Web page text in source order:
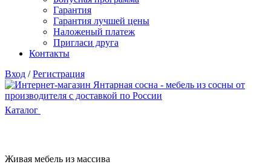
Гарантия
Гарантия лучшей цены
Наложеный платеж
Пригласи друга
Контакты
Вход / Регистрация
Каталог
Живая мебель из массива